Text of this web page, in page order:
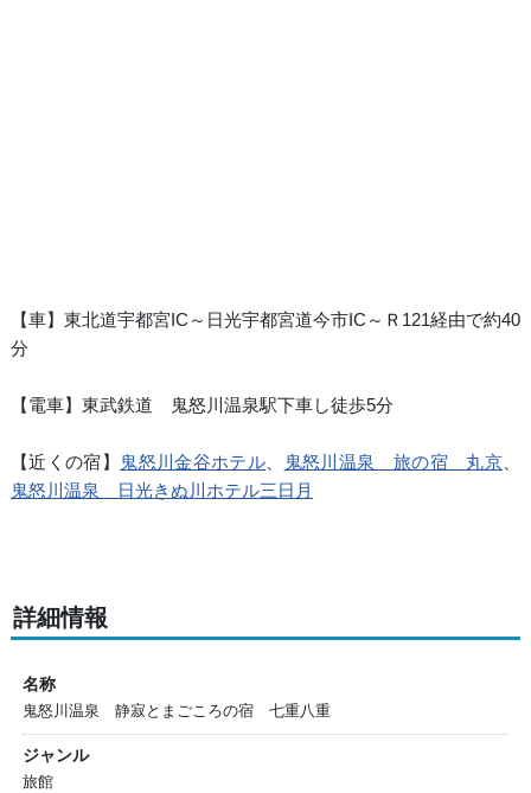
【車】東北道宇都宮IC～日光宇都宮道今市IC～Ｒ121経由で約40
分
【電車】東武鉄道 鬼怒川温泉駅下車し徒歩5分
【近くの宿】 鬼怒川金谷ホテル 鬼怒川温泉 旅の宿 丸京
鬼怒川温泉 日光きぬ川ホテル三日月
詳細情報
名称
鬼怒川温泉 静寂とまごころの宿 七重八重
ジャンル
旅館